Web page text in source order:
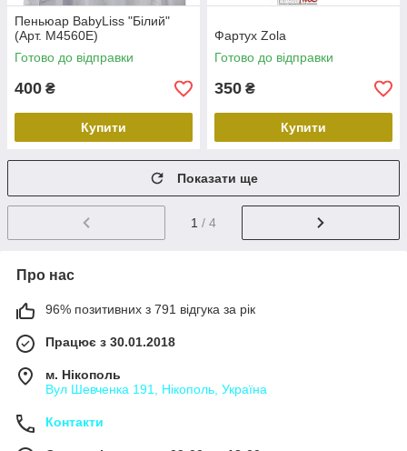
Пеньюар BabyLiss "Білий"
(Арт. М4560Е)
Готово до відправки
400 ₴
Купити
Фартух Zola
Готово до відправки
350 ₴
Купити
Показати ще
1 / 4
Про нас
96% позитивних з 791 відгука за рік
Працює з 30.01.2018
м. Нікополь
Вул Шевченка 191, Нікополь, Україна
Контакти